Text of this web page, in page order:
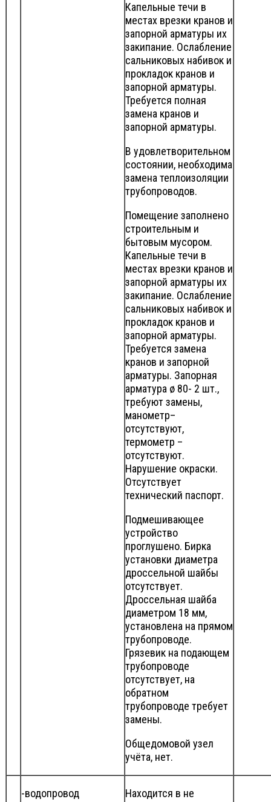
Капельные течи в
местах врезки кранов и
запорной арматуры их
закипание. Ослабление
сальниковых набивок и
прокладок кранов и
запорной арматуры.
Требуется полная
замена кранов и
запорной арматуры.
В удовлетворительном
состоянии, необходима
замена теплоизоляции
трубопроводов.
Помещение заполнено
строительным и
бытовым мусором.
Капельные течи в
местах врезки кранов и
запорной арматуры их
закипание. Ослабление
сальниковых набивок и
прокладок кранов и
запорной арматуры.
Требуется замена
кранов и запорной
арматуры. Запорная
арматура ø 80- 2 шт.,
требуют замены,
манометр–
отсутствуют,
термометр –
отсутствуют.
Нарушение окраски.
Отсутствует
технический паспорт.
Подмешивающее
устройство
проглушено. Бирка
установки диаметра
дроссельной шайбы
отсутствует.
Дроссельная шайба
диаметром 18 мм,
установлена на прямом
трубопроводе.
Грязевик на подающем
трубопроводе
отсутствует, на
обратном
трубопроводе требует
замены.
Общедомовой узел
учёта, нет.
-водопровод
Находится в не